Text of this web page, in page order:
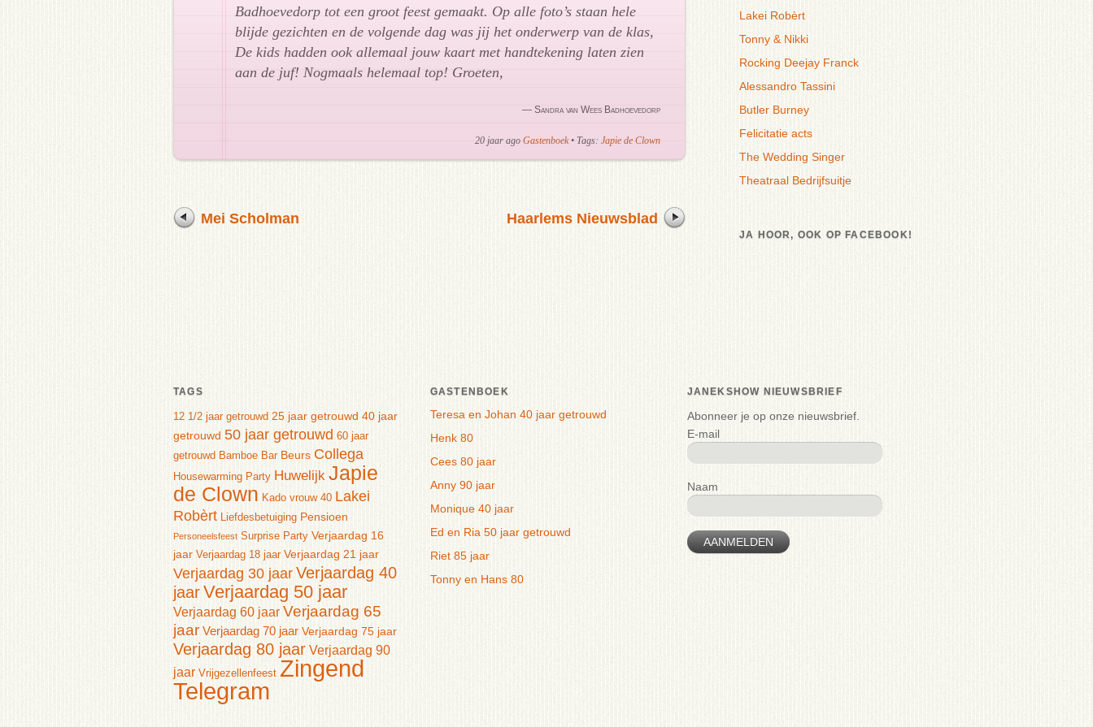
Badhoevedorp tot een groot feest gemaakt. Op alle foto’s staan hele
blijde gezichten en de volgende dag was jij het onderwerp van de klas,
De kids hadden ook allemaal jouw kaart met handtekening laten zien
aan de juf! Nogmaals helemaal top! Groeten,
— Sandra van Wees Badhoevedorp
20 jaar ago Gastenboek • Tags: Japie de Clown
Mei Scholman Haarlems Nieuwsblad
Lakei Robèrt
Tonny & Nikki
Rocking Deejay Franck
Alessandro Tassini
Butler Burney
Felicitatie acts
The Wedding Singer
Theatraal Bedrijfsuitje
JA HOOR, OOK OP FACEBOOK!
TAGS
12 1/2 jaar getrouwd 25 jaar getrouwd 40 jaar
getrouwd 50 jaar getrouwd 60 jaar
getrouwd Bamboe Bar Beurs Collega
Housewarming Party Huwelijk Japie
de Clown Kado vrouw 40 Lakei
Robèrt Liefdesbetuiging Pensioen
Personeelsfeest Surprise Party Verjaardag 16
jaar Verjaardag 18 jaar Verjaardag 21 jaar
Verjaardag 30 jaar Verjaardag 40
jaarVerjaardag 50 jaar
Verjaardag 60 jaar Verjaardag 65
jaar Verjaardag 70 jaar Verjaardag 75 jaar
Verjaardag 80 jaar Verjaardag 90
jaar Vrijgezellenfeest Zingend
Telegram
GASTENBOEK
Teresa en Johan 40 jaar getrouwd
Henk 80
Cees 80 jaar
Anny 90 jaar
Monique 40 jaar
Ed en Ria 50 jaar getrouwd
Riet 85 jaar
Tonny en Hans 80
JANEKSHOW NIEUWSBRIEF
Abonneer je op onze nieuwsbrief.
E-mail
Naam
AANMELDEN